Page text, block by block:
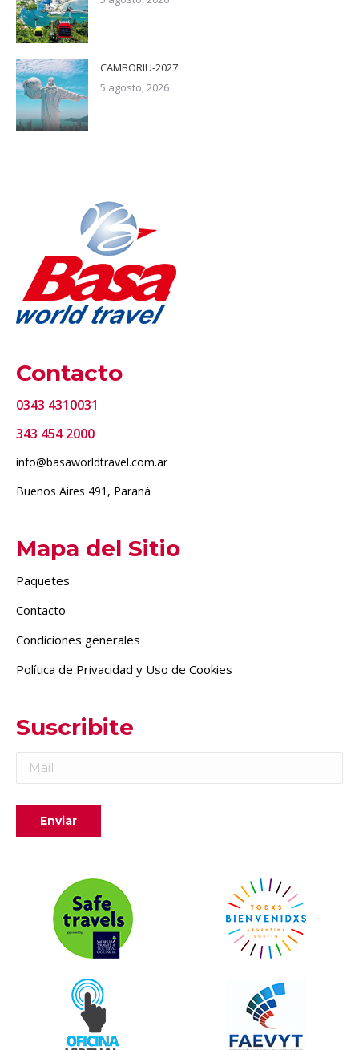
CAMBORIU-2027
5 agosto, 2026
Contacto
0343 4310031
343 454 2000
info@basaworldtravel.com.ar
Buenos Aires 491, Paraná
Mapa del Sitio
Paquetes
Contacto
Condiciones generales
Política de Privacidad y Uso de Cookies
Suscribite